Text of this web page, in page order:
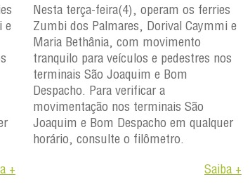
e
+
Nesta terça-feira(4), operam os ferries
Zumbi dos Palmares, Dorival Caymmi e
Maria Bethânia, com movimento
tranquilo para veículos e pedestres nos
terminais São Joaquim e Bom
Despacho. Para verificar a
movimentação nos terminais São
Joaquim e Bom Despacho em qualquer
horário, consulte o filômetro.
Saiba +